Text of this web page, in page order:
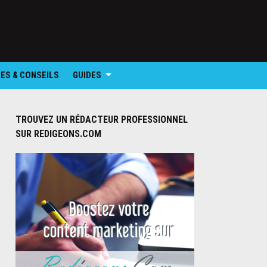
& CONSEILS GUIDES
TROUVEZ UN RÉDACTEUR PROFESSIONNEL
SUR REDIGEONS.COM